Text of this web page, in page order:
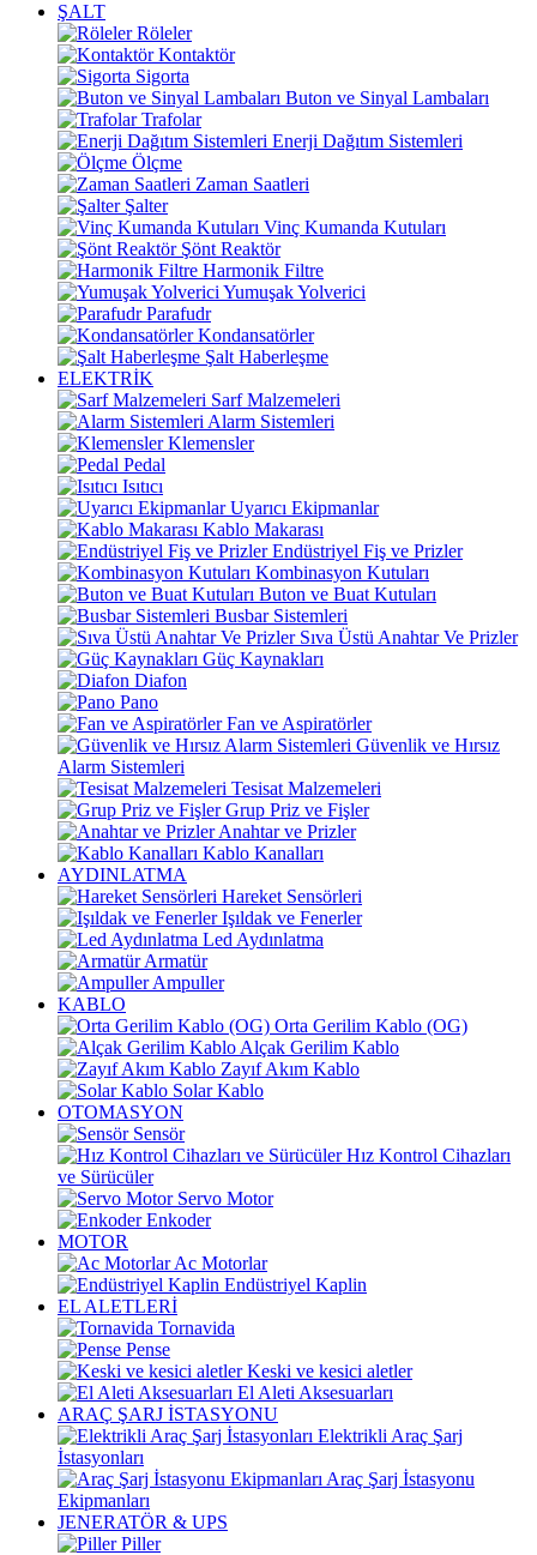
ŞALT
Röleler
Kontaktör
Sigorta
Buton ve Sinyal Lambaları
Trafolar
Enerji Dağıtım Sistemleri
Ölçme
Zaman Saatleri
Şalter
Vinç Kumanda Kutuları
Şönt Reaktör
Harmonik Filtre
Yumuşak Yolverici
Parafudr
Kondansatörler
Şalt Haberleşme
ELEKTRİK
Sarf Malzemeleri
Alarm Sistemleri
Klemensler
Pedal
Isıtıcı
Uyarıcı Ekipmanlar
Kablo Makarası
Endüstriyel Fiş ve Prizler
Kombinasyon Kutuları
Buton ve Buat Kutuları
Busbar Sistemleri
Sıva Üstü Anahtar Ve Prizler
Güç Kaynakları
Diafon
Pano
Fan ve Aspiratörler
Güvenlik ve Hırsız
Alarm Sistemleri
Tesisat Malzemeleri
Grup Priz ve Fişler
Anahtar ve Prizler
Kablo Kanalları
AYDINLATMA
Hareket Sensörleri
Işıldak ve Fenerler
Led Aydınlatma
Armatür
Ampuller
KABLO
Orta Gerilim Kablo (OG)
Alçak Gerilim Kablo
Zayıf Akım Kablo
Solar Kablo
OTOMASYON
Sensör
Hız Kontrol Cihazları
ve Sürücüler
Servo Motor
Enkoder
MOTOR
Ac Motorlar
Endüstriyel Kaplin
EL ALETLERİ
Tornavida
Pense
Keski ve kesici aletler
El Aleti Aksesuarları
ARAÇ ŞARJ İSTASYONU
Elektrikli Araç Şarj
İstasyonları
Araç Şarj İstasyonu
Ekipmanları
JENERATÖR & UPS
Piller